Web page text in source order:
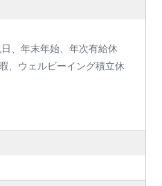
、年末年始、年次有給休
、ウェルビーイング積立休